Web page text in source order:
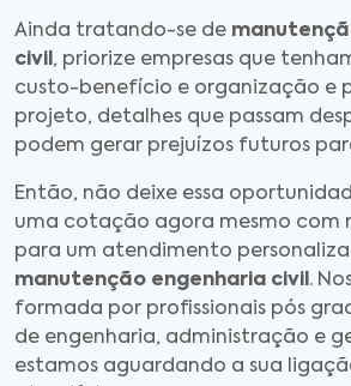
Ainda tratando-se de
civil, priorize empresas que
custo-benefício e organização e
projeto, detalhes que passam
podem gerar prejuízos futuros
Então, não deixe essa
uma cotação agora mesmo com
para um atendimento
manutenção engenharia civil.
formada por profissionais pós
de engenharia, administração e
estamos aguardando a sua